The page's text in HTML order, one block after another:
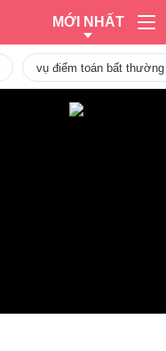
MỚI NHẤT
vụ điểm toán bất